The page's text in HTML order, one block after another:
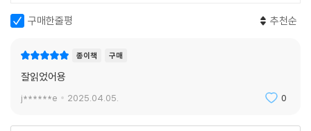
영!」
옮긴이의 한마디
이런 이름의 서점이 오랜 세월 동안 이처럼 훌륭한 작가들과 전 세계 독자
가 만나는 가교가 되어 주고 있는 것도 얼마나 자연스럽게 느껴지는지. 그
구매한줄평 추천순
종이책 구매
잘읽었어용
j******e 2025.04.05. 0